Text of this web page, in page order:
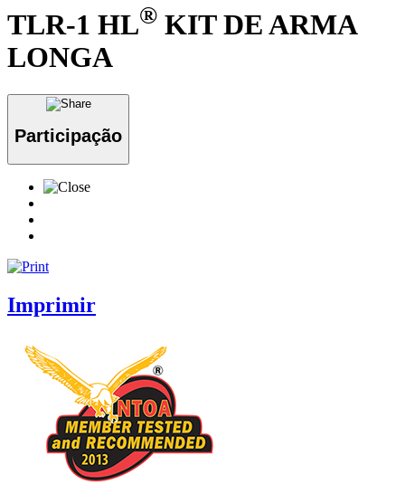
TLR-1 HL® KIT DE ARMA
LONGA
Participação
Imprimir